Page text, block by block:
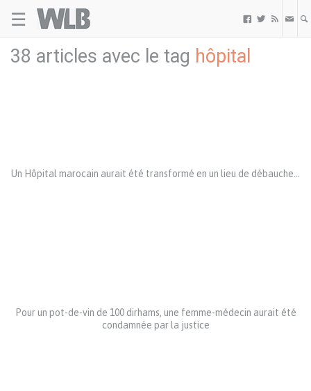
☰   
38 articles avec le tag hôpital
Un Hôpital marocain aurait été transformé en un lieu de débauche…
Pour un pot-de-vin de 100 dirhams, une femme-médecin aurait été
condamnée par la justice